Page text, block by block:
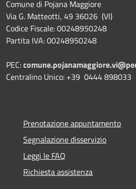
Comune di Pojana Maggiore
Via G. Matteotti, 49 36026 (VI)
Codice Fiscale: 00248950248
Partita IVA: 00248950248
PEC:
Centralino Unico: +39 0444 898033
Prenotazione appuntamento
Segnalazione disservizio
Leggi le FAQ
Richiesta assistenza